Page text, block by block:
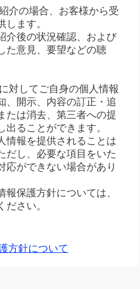
介の場合、お客様から受
します。
介後の状況確認、および
た意見、要望などの聴
対してご自身の個人情報
、開示、内容の訂正・追
たは消去、第三者への提
ることができます。
情報を提供されることは
だし、必要な項目をいた
応ができない場合があり
保護方針については、
ださい。
方針について